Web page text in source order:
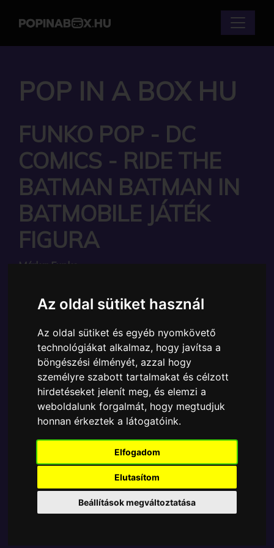
Az oldal sütiket használ
Az oldal sütiket és egyéb nyomkövető
technológiákat alkalmaz, hogy javítsa a
böngészési élményét, azzal hogy
személyre szabott tartalmakat és célzott
hirdetéseket jelenít meg, és elemzi a
weboldalunk forgalmát, hogy megtudjuk
honnan érkeztek a látogatóink.
Elfogadom
Elutasítom
Beállítások megváltoztatása
POP IN A BOX HU
FUNKO POP - DC
COMICS - RIDE THE
BATMAN BATMAN IN
BATMOBILE JÁTÉK
FIGURA
Márka: Funko
Ára:14990 Ft
13990 Ft
A Funko POP - DC Comics egyik népszerű terméke a
Funko POP - DC Comics - Ride The Batman Batman
in Batmobile játék figura, amely ablakos
csomagolásban azaz - POP In a Box - várja új
gazdáját.
TOVÁBB A VÁSÁRLÁSRA
Tetszik? Osszd meg másokkal!